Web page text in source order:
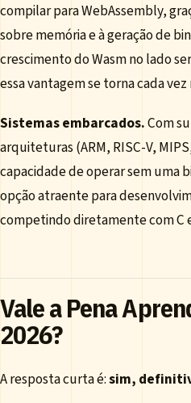
compilar para WebAssembly,
sobre memória e à geração de
crescimento do Wasm no lado
essa vantagem se torna cada
Sistemas embarcados.Com
arquiteturas (ARM, RISC-V,
capacidade de operar sem uma
opção atraente para
competindo diretamente com C
Vale a Pena
2026?
A resposta curta é:sim,